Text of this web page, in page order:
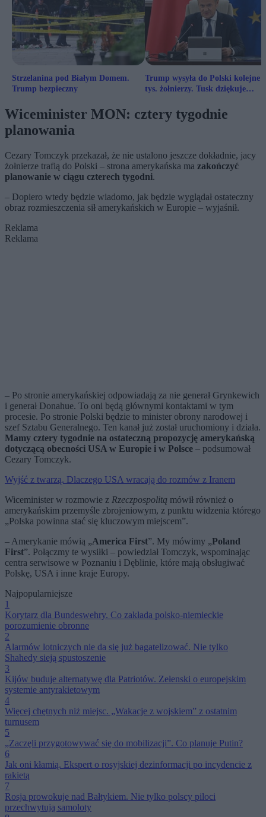
Strzelanina pod Białym Domem.
Trump bezpieczny
Trump wysyła do Polski kolejne 5
tys. żołnierzy. Tusk dziękuje
Wiceminister MON: cztery tygodnie
planowania
Cezary Tomczyk przekazał, że nie ustalono jeszcze dokładnie, jacy
żołnierze trafią do Polski – strona amerykańska ma zakończyć
planowanie w ciągu czterech tygodni.
– Dopiero wtedy będzie wiadomo, jak będzie wyglądał ostateczny
obraz rozmieszczenia sił amerykańskich w Europie – wyjaśnił.
Reklama
Reklama
– Po stronie amerykańskiej odpowiadają za nie generał Grynkewich
i generał Donahue. To oni będą głównymi kontaktami w tym
procesie. Po stronie Polski będzie to minister obrony narodowej i
szef Sztabu Generalnego. Ten kanał już został uruchomiony i działa.
Mamy cztery tygodnie na ostateczną propozycję amerykańską
dotyczącą obecności USA w Europie i w Polsce – podsumował
Cezary Tomczyk.
Wyjść z twarzą. Dlaczego USA wracają do rozmów z Iranem
Wiceminister w rozmowie z Rzeczpospolitą mówił również o
amerykańskim przemyśle zbrojeniowym, z punktu widzenia którego
„Polska powinna stać się kluczowym miejscem”.
– Amerykanie mówią „America First”. My mówimy „Poland
First”. Połączmy te wysiłki – powiedział Tomczyk, wspominając
centra serwisowe w Poznaniu i Dęblinie, które mają obsługiwać
Polskę, USA i inne kraje Europy.
Najpopularniejsze
1
Korytarz dla Bundeswehry. Co zakłada polsko-niemieckie
porozumienie obronne
2
Alarmów lotniczych nie da się już bagatelizować. Nie tylko
Shahedy sieją spustoszenie
3
Kijów buduje alternatywę dla Patriotów. Zełenski o europejskim
systemie antyrakietowym
4
Więcej chętnych niż miejsc. „Wakacje z wojskiem” z ostatnim
turnusem
5
„Zaczęli przygotowywać się do mobilizacji”. Co planuje Putin?
6
Jak oni kłamią. Ekspert o rosyjskiej dezinformacji po incydencie z
rakietą
7
Rosja prowokuje nad Bałtykiem. Nie tylko polscy piloci
przechwytują samoloty